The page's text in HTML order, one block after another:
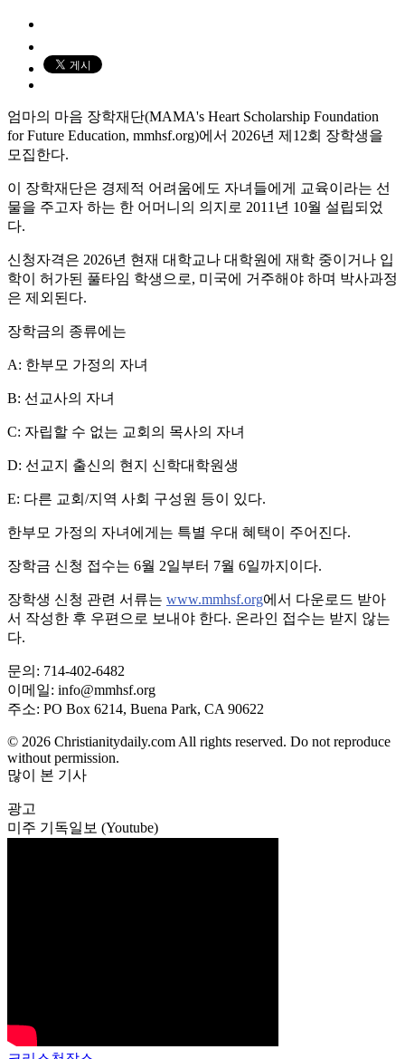
엄마의 마음 장학재단(MAMA's Heart Scholarship Foundation
for Future Education, mmhsf.org)에서 2026년 제12회 장학생을
모집한다.
이 장학재단은 경제적 어려움에도 자녀들에게 교육이라는 선
물을 주고자 하는 한 어머니의 의지로 2011년 10월 설립되었
다.
신청자격은 2026년 현재 대학교나 대학원에 재학 중이거나 입
학이 허가된 풀타임 학생으로, 미국에 거주해야 하며 박사과정
은 제외된다.
장학금의 종류에는
A: 한부모 가정의 자녀
B: 선교사의 자녀
C: 자립할 수 없는 교회의 목사의 자녀
D: 선교지 출신의 현지 신학대학원생
E: 다른 교회/지역 사회 구성원 등이 있다.
한부모 가정의 자녀에게는 특별 우대 혜택이 주어진다.
장학금 신청 접수는 6월 2일부터 7월 6일까지이다.
장학생 신청 관련 서류는 www.mmhsf.org에서 다운로드 받아
서 작성한 후 우편으로 보내야 한다. 온라인 접수는 받지 않는
다.
문의: 714-402-6482
이메일: info@mmhsf.org
주소: PO Box 6214, Buena Park, CA 90622
© 2026 Christianitydaily.com All rights reserved. Do not reproduce
without permission.
많이 본 기사
광고
미주 기독일보 (Youtube)